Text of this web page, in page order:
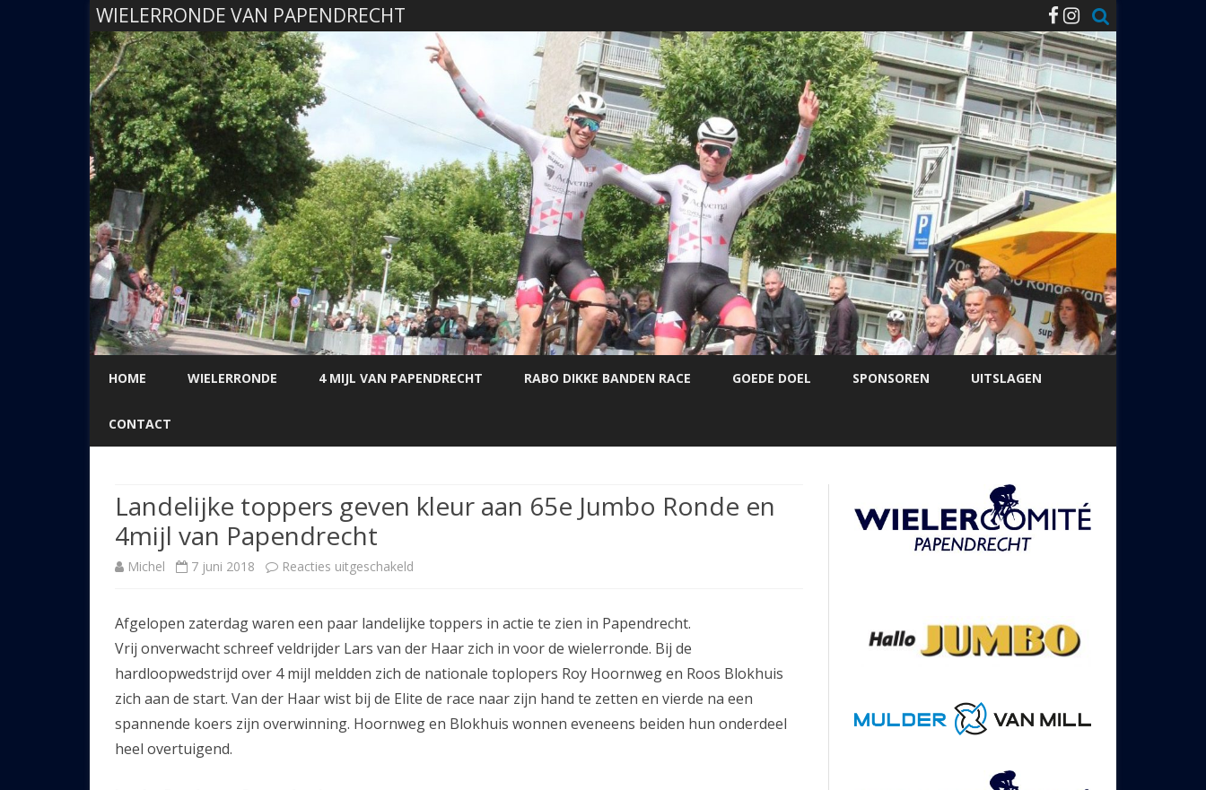
WIELERRONDE VAN PAPENDRECHT
Ga
direct
HOME WIELERRONDE 4 MIJL VAN PAPENDRECHT RABO DIKKE BANDEN RACE GOEDE DOEL SPONSOREN UITSLAGEN
CONTACT
Landelijke toppers geven kleur aan 65e Jumbo Ronde en
4mijl van Papendrecht
Michel 7 juni 2018 Reacties uitgeschakeld
toppers
geven
kleur
aan
Afgelopen zaterdag waren een paar landelijke toppers in actie te zien in Papendrecht.
Vrij onverwacht schreef veldrijder Lars van der Haar zich in voor de wielerronde. Bij de
hardloopwedstrijd over 4 mijl meldden zich de nationale toplopers Roy Hoornweg en Roos Blokhuis
zich aan de start. Van der Haar wist bij de Elite de race naar zijn hand te zetten en vierde na een
spannende koers zijn overwinning. Hoornweg en Blokhuis wonnen eveneens beiden hun onderdeel
heel overtuigend.